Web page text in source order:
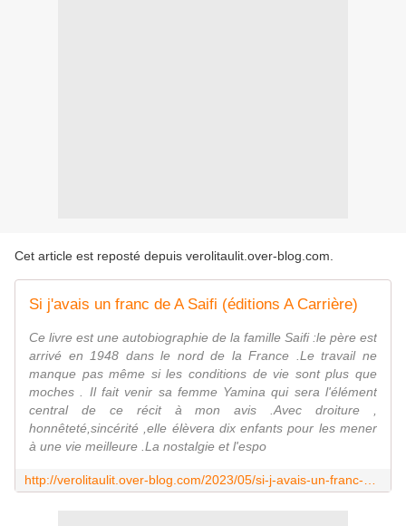
Cet article est reposté depuis verolitaulit.over-blog.com
Si j'avais un franc de A Saifi (éditions A Carrière)
Ce livre est une autobiographie de la famille Saifi :le père est
arrivé en 1948 dans le nord de la France .Le travail ne
manque pas même si les conditions de vie sont plus que
moches . Il fait venir sa femme Yamina qui sera l'élément
central de ce récit à mon avis .Avec droiture ,
honnêteté,sincérité ,elle élèvera dix enfants pour les mener
à une vie meilleure .La nostalgie et l'espo